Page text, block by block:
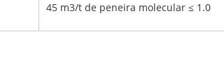
45 m3/t de peneira molecular ≤ 1.0